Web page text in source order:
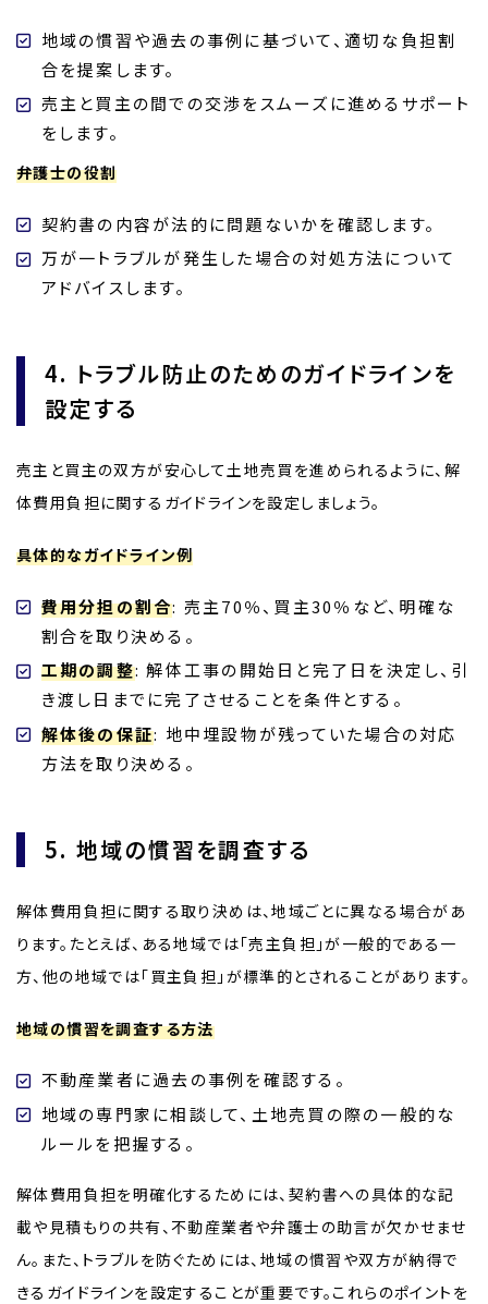
地域の慣習や過去の事例に基づいて、適切な負担割
合を提案します。
売主と買主の間での交渉をスムーズに進めるサポート
をします。
弁護士の役割
契約書の内容が法的に問題ないかを確認します。
万が一トラブルが発生した場合の対処方法について
アドバイスします。
4. トラブル防止のためのガイドラインを
設定する
売主と買主の双方が安心して土地売買を進められるように、解
体費用負担に関するガイドラインを設定しましょう。
具体的なガイドライン例
費用分担の割合: 売主70％、買主30％など、明確な
割合を取り決める。
工期の調整: 解体工事の開始日と完了日を決定し、引
き渡し日までに完了させることを条件とする。
解体後の保証: 地中埋設物が残っていた場合の対応
方法を取り決める。
5. 地域の慣習を調査する
解体費用負担に関する取り決めは、地域ごとに異なる場合があ
ります。たとえば、ある地域では「売主負担」が一般的である一
方、他の地域では「買主負担」が標準的とされることがあります。
地域の慣習を調査する方法
不動産業者に過去の事例を確認する。
地域の専門家に相談して、土地売買の際の一般的な
ルールを把握する。
解体費用負担を明確化するためには、契約書への具体的な記
載や見積もりの共有、不動産業者や弁護士の助言が欠かせませ
ん。また、トラブルを防ぐためには、地域の慣習や双方が納得で
きるガイドラインを設定することが重要です。これらのポイントを